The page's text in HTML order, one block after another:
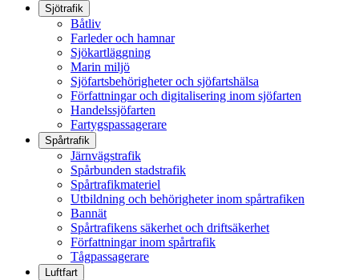
Sjötrafik
Båtliv
Farleder och hamnar
Sjökartläggning
Marin miljö
Sjöfartsbehörigheter och sjöfartshälsa
Författningar och digitalisering inom sjöfarten
Handelssjöfarten
Fartygspassagerare
Spårtrafik
Järnvägstrafik
Spårbunden stadstrafik
Spårtrafikmateriel
Utbildning och behörigheter inom spårtrafiken
Bannät
Spårtrafikens säkerhet och driftsäkerhet
Författningar inom spårtrafik
Tågpassagerare
Luftfart